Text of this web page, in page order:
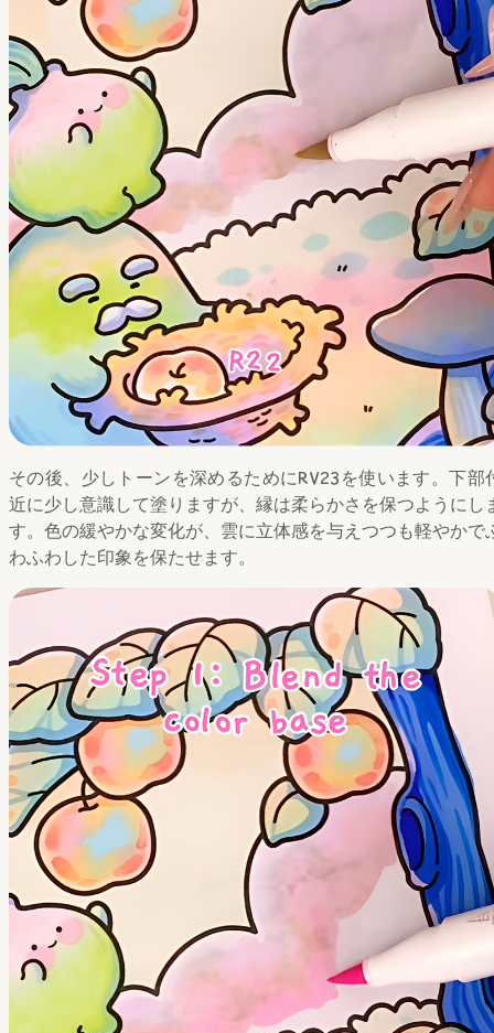
その後、少しトーンを深めるためにRV23を使います。下部
近に少し意識して塗りますが、縁は柔らかさを保つようにし
す。色の緩やかな変化が、雲に立体感を与えつつも軽やかで
わふわした印象を保たせます。